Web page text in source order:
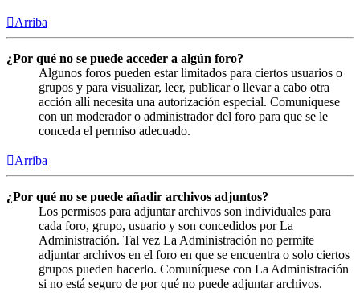
Arriba
¿Por qué no se puede acceder a algún foro?
Algunos foros pueden estar limitados para ciertos usuarios o
grupos y para visualizar, leer, publicar o llevar a cabo otra
acción allí necesita una autorización especial. Comuníquese
con un moderador o administrador del foro para que se le
conceda el permiso adecuado.
Arriba
¿Por qué no se puede añadir archivos adjuntos?
Los permisos para adjuntar archivos son individuales para
cada foro, grupo, usuario y son concedidos por La
Administración. Tal vez La Administración no permite
adjuntar archivos en el foro en que se encuentra o solo ciertos
grupos pueden hacerlo. Comuníquese con La Administración
si no está seguro de por qué no puede adjuntar archivos.